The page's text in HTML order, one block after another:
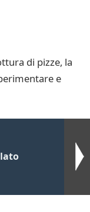
di pizze, la
e